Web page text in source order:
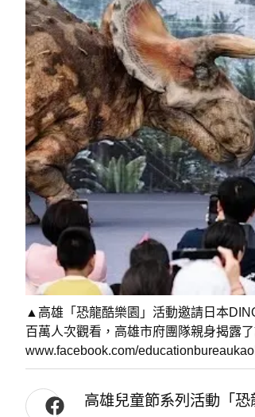
▲高雄「恐龍酷樂園」活動邀請日本
百萬人次觀看，高雄市府團隊親身揭露
www.facebook.com/
高雄兒童節系列活動「